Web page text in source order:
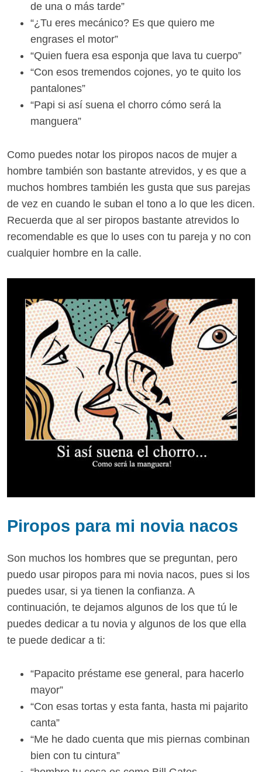
de una o más tarde”
“¿Tu eres mecánico? Es que quiero me
engrases el motor”
“Quien fuera esa esponja que lava tu cuerpo”
“Con esos tremendos cojones, yo te quito los
pantalones”
“Papi si así suena el chorro cómo será la
manguera”
Como puedes notar los piropos nacos de mujer a
hombre también son bastante atrevidos, y es que a
muchos hombres también les gusta que sus parejas
de vez en cuando le suban el tono a lo que les dicen.
Recuerda que al ser piropos bastante atrevidos lo
recomendable es que lo uses con tu pareja y no con
cualquier hombre en la calle.
Piropos para mi novia nacos
Son muchos los hombres que se preguntan, pero
puedo usar piropos para mi novia nacos, pues si los
puedes usar, si ya tienen la confianza. A
continuación, te dejamos algunos de los que tú le
puedes dedicar a tu novia y algunos de los que ella
te puede dedicar a ti:
“Papacito préstame ese general, para hacerlo
mayor”
“Con esas tortas y esta fanta, hasta mi pajarito
canta”
“Me he dado cuenta que mis piernas combinan
bien con tu cintura”